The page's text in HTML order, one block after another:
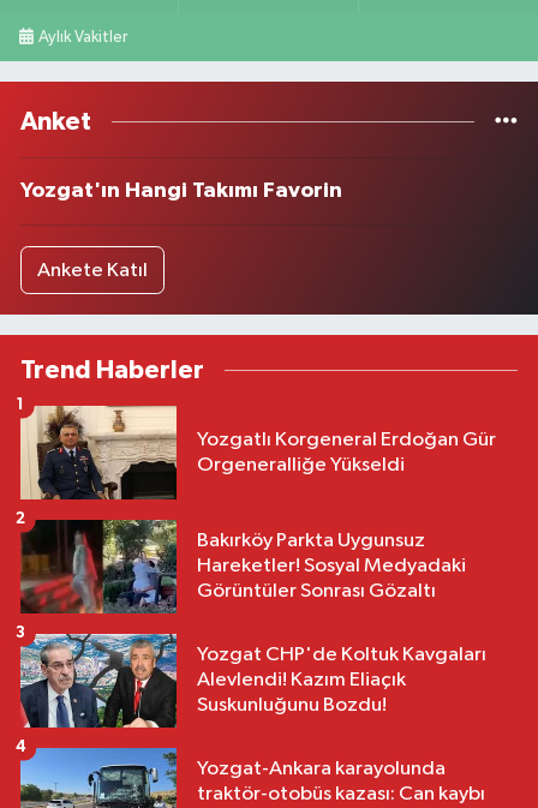
Aylık Vakitler
Anket
Yozgat'ın Hangi Takımı Favorin
Ankete Katıl
Trend Haberler
Yozgatlı Korgeneral Erdoğan Gür
Orgeneralliğe Yükseldi
1
Bakırköy Parkta Uygunsuz
Hareketler! Sosyal Medyadaki
Görüntüler Sonrası Gözaltı
2
Yozgat CHP'de Koltuk Kavgaları
Alevlendi! Kazım Eliaçık
Suskunluğunu Bozdu!
3
Yozgat-Ankara karayolunda
traktör-otobüs kazası: Can kaybı
4